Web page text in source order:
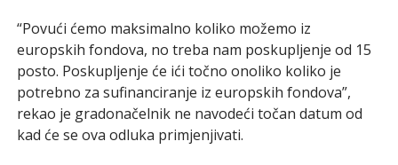
“Povući ćemo maksimalno koliko možemo iz
europskih fondova, no treba nam poskupljenje od 15
posto. Poskupljenje će ići točno onoliko koliko je
potrebno za sufinanciranje iz europskih fondova”,
rekao je gradonačelnik ne navodeći točan datum od
kad će se ova odluka primjenjivati.